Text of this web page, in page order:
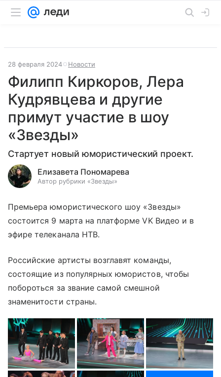
28 февраля 2024 Новости
Филипп Киркоров, Лера
Кудрявцева и другие
примут участие в шоу
«Звезды»
Стартует новый юмористический проект.
Елизавета Пономарева
Автор рубрики «Звезды»
Премьера юмористического шоу «Звезды»
состоится 9 марта на платформе VK Видео и в
эфире телеканала НТВ.
Российские артисты возглавят команды,
состоящие из популярных юмористов, чтобы
побороться за звание самой смешной
знаменитости страны.